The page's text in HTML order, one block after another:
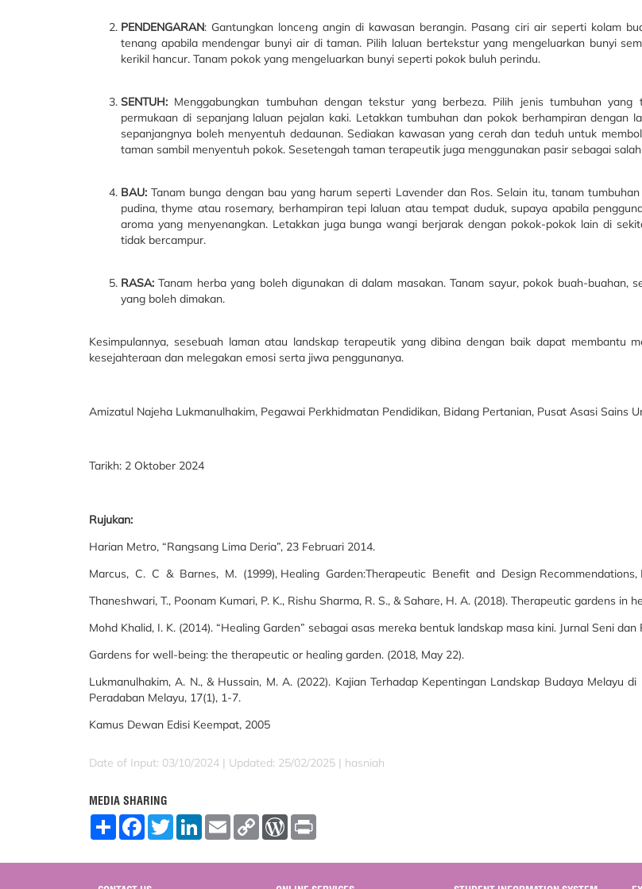
PENDENGARAN: Gantungkan lonceng angin di kawasan berangin. Pasang ciri air seperti kolam
tenang apabila mendengar bunyi air di taman. Pilih laluan bertekstur yang mengeluarkan bunyi
kerikil hancur. Tanam pokok yang mengeluarkan bunyi seperti pokok buluh perindu.
SENTUH: Menggabungkan tumbuhan dengan tekstur yang berbeza. Pilih jenis tumbuhan yang
permukaan di sepanjang laluan pejalan kaki. Letakkan tumbuhan dan pokok berhampiran dengan
sepanjangnya boleh menyentuh dedaunan. Sediakan kawasan yang cerah dan teduh untuk
taman sambil menyentuh pokok. Sesetengah taman terapeutik juga menggunakan pasir sebagai
BAU:Tanam bunga dengan bau yang harum seperti Lavender dan Ros. Selain itu, tanam
pudina, thyme atau rosemary, berhampiran tepi laluan atau tempat duduk, supaya apabila
aroma yang menyenangkan. Letakkan juga bunga wangi berjarak dengan pokok-pokok lain di
tidak bercampur.
RASA:Tanam herba yang boleh digunakan di dalam masakan. Tanam sayur, pokok buah-buahan,
yang boleh dimakan.
Kesimpulannya, sesebuah laman atau landskap terapeutik yang dibina dengan baik dapat membantu
kesejahteraan dan melegakan emosi serta jiwa penggunanya.
Amizatul Najeha Lukmanulhakim, Pegawai Perkhidmatan Pendidikan, Bidang Pertanian, Pusat Asasi Sains
Tarikh: 2 Oktober 2024
Rujukan:
Harian Metro, “Rangsang Lima Deria”, 23 Februari 2014.
Marcus, C. C & Barnes, M. (1999), Healing Garden:Therapeutic Benefit and Design Recommendations,
Thaneshwari, T., Poonam Kumari, P. K., Rishu Sharma, R. S., & Sahare, H. A. (2018). Therapeutic gardens in
Mohd Khalid, I. K. (2014). “Healing Garden” sebagai asas mereka bentuk landskap masa kini. Jurnal Seni
Gardens for well-being: the therapeutic or healing garden. (2018, May 22).
Lukmanulhakim, A. N., & Hussain, M. A. (2022). Kajian Terhadap Kepentingan Landskap Budaya Melayu
Peradaban Melayu, 17(1), 1-7.
Kamus Dewan Edisi Keempat, 2005
Date of Input: 03/10/2024 | Updated: 25/02/2025 | hasniah
MEDIA SHARING
S
F
o
T
w
L
E
m
C
W
r